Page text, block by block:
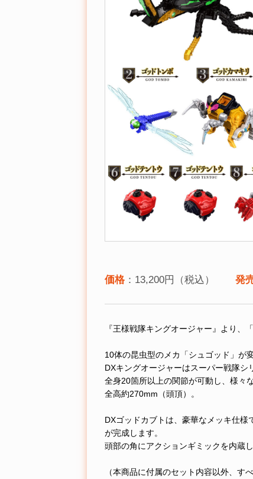
価格 ：13,200円（税込） 発
『王様戦隊キングオージャー』より、
10体の昆虫型のメカ「シュゴッド」が
DXキングオージャーはスーパー戦隊シ
全身20箇所以上の関節が可動し、様々
全高約270mm（頭頂）。
DXゴッドカブトは、豪華なメッキ仕様
が完成します。
頭部の角にアクションギミックを内蔵
（本商品に付属のセット内容以外、す